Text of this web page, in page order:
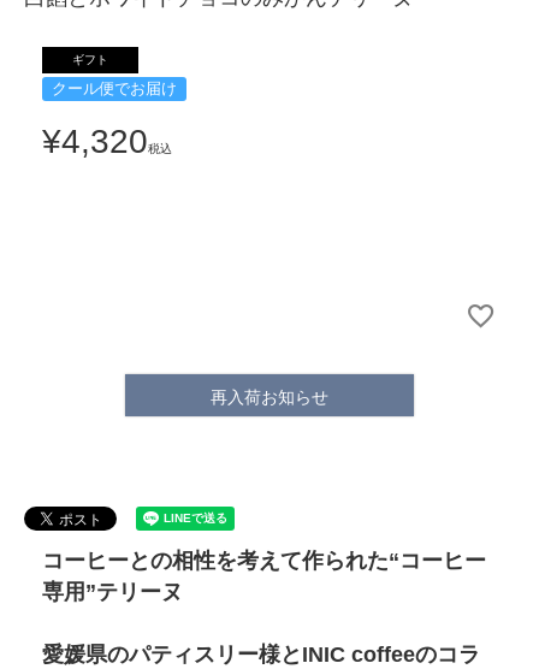
ギフト
クール便でお届け
¥4,320税込
再入荷お知らせ
コーヒーとの相性を考えて作られた“コーヒー
専用”テリーヌ
愛媛県のパティスリー様とINIC coffeeのコラ